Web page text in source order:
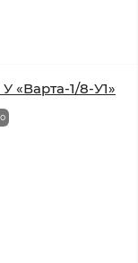
«Варта-1/8-У1»